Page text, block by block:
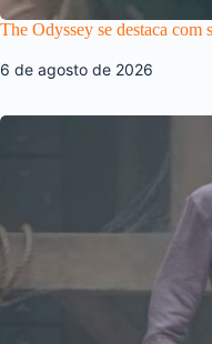
The Odyssey se destaca com
6 de agosto de 2026